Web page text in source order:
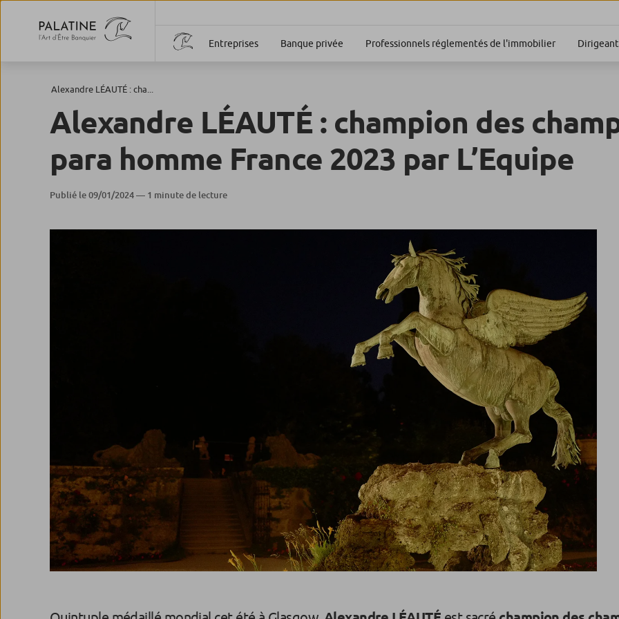
Entreprises Banque privée Professionnels réglementés de l'immobilier
Alexandre LÉAUTÉ : cha...
Alexandre LÉAUTÉ : champion des
para homme France 2023 par L’Equipe
Publié le 09/01/2024 — 1 minute de lecture